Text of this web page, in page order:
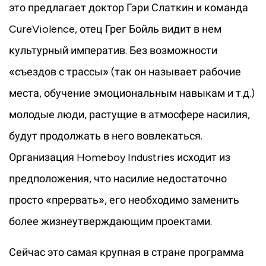
это предлагает доктор Гэри Слаткин и команда
CureViolence, отец Грег Бойль видит в нем
культурный императив. Без возможности
«съездов с трассы» (так он называет рабочие
места, обучение эмоциональным навыкам и т.д.)
молодые люди, растущие в атмосфере насилия,
будут продолжать в него вовлекаться.
Организация Homeboy Industries исходит из
предположения, что насилие недостаточно
просто «прервать», его необходимо заменить
более жизнеутверждающим проектами.
Сейчас это самая крупная в стране программа